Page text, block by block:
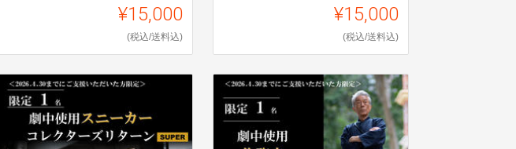
¥15,000
(税込/送料込)
¥15,000
(税込/送料込)